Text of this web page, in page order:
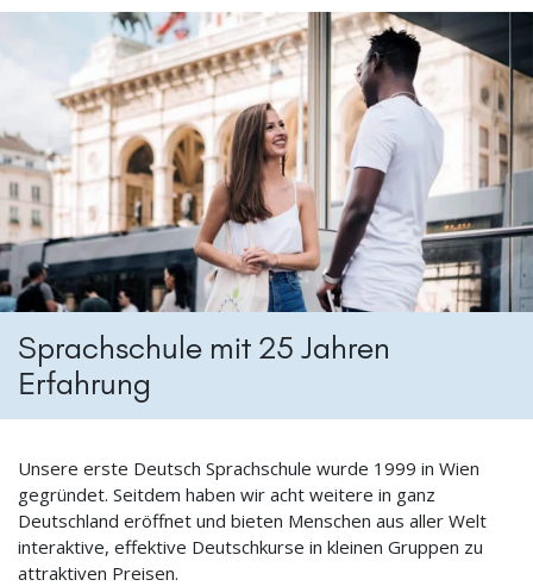
Sprachschule mit 25 Jahren
Erfahrung
Unsere erste Deutsch Sprachschule wurde 1999 in Wien
gegründet. Seitdem haben wir acht weitere in ganz
Deutschland eröffnet und bieten Menschen aus aller Welt
interaktive, effektive Deutschkurse in kleinen Gruppen zu
attraktiven Preisen.